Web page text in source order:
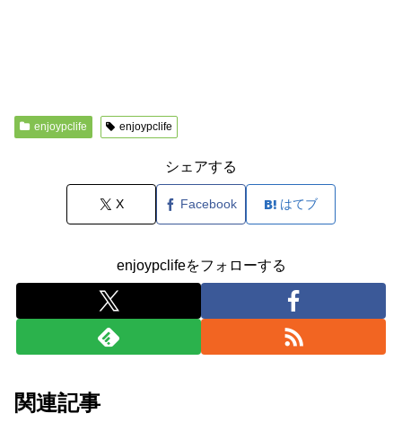
enjoypclife enjoypclife
シェアする
X Facebook はてブ
enjoypclifeをフォローする
関連記事